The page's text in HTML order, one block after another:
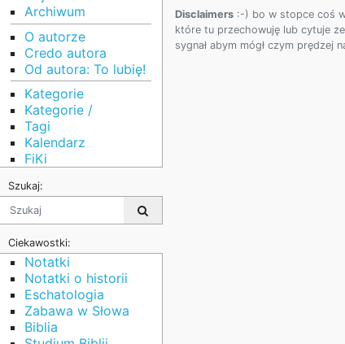
Archiwum
O autorze
Credo autora
Od autora: To lubię!
Kategorie
Kategorie /
Tagi
Kalendarz
FiKi
Szukaj:
Ciekawostki:
Notatki
Notatki o historii
Eschatologia
Zabawa w Słowa
Biblia
Disclaimers :-) bo w stopce coś
które tu przechowuję lub cytuje
sygnał abym mógł czym prędzej